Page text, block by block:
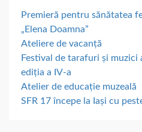
Premieră pentru sănătatea
„Elena Doamna”
Ateliere de vacanță
Festival de tarafuri și muzici
ediția a IV-a
Atelier de educație muzeală
SFR 17 începe la Iași cu